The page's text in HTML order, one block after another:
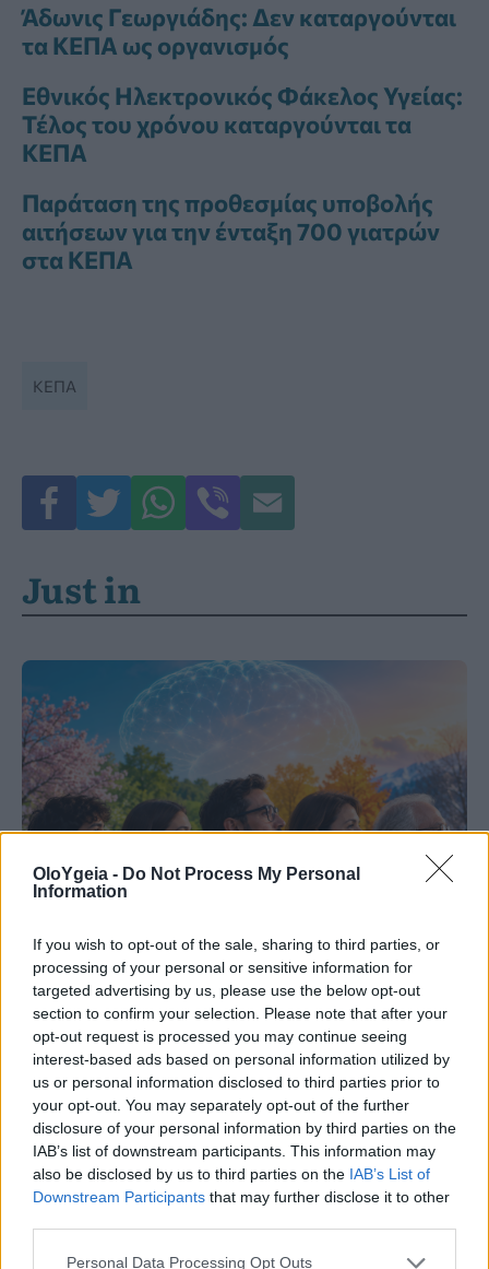
OloYgeia - Do Not Process My Personal
Information
If you wish to opt-out of the sale, sharing to third parties, or
processing of your personal or sensitive information for
targeted advertising by us, please use the below opt-out
section to confirm your selection. Please note that after your
opt-out request is processed you may continue seeing
interest-based ads based on personal information utilized by
us or personal information disclosed to third parties prior to
your opt-out. You may separately opt-out of the further
disclosure of your personal information by third parties on the
IAB’s list of downstream participants. This information may
also be disclosed by us to third parties on the IAB’s List of
Downstream Participants that may further disclose it to other
Personal Data Processing Opt Outs
Άδωνις Γεωργιάδης: Δεν καταργούνται
τα ΚΕΠΑ ως οργανισμός
Εθνικός Ηλεκτρονικός Φάκελος Υγείας:
Τέλος του χρόνου καταργούνται τα
ΚΕΠΑ
Παράταση της προθεσμίας υποβολής
αιτήσεων για την ένταξη 700 γιατρών
στα ΚΕΠΑ
ΚΕΠΑ
Just in
ΕΓΚΕΦΑΛΟΣ
Σε ποια ηλικία ο εγκέφαλος είναι στα
καλύτερά του; Η απρόσμενη ικανότητα
στα 70
Ο εγκέφαλος δεν κορυφώνεται σε μία ηλικία.
Ποιες γνωστικές ικανότητες φτάνουν στο